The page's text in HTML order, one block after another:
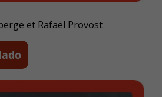
et Rafaël Provost